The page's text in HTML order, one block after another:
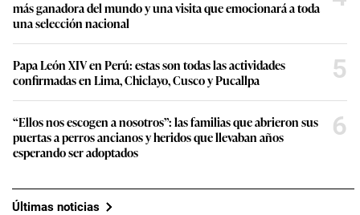
más ganadora del mundo y una visita que emocionará a toda
una selección nacional
Papa León XIV en Perú: estas son todas las actividades
confirmadas en Lima, Chiclayo, Cusco y Pucallpa
5
“Ellos nos escogen a nosotros”: las familias que abrieron sus
puertas a perros ancianos y heridos que llevaban años
esperando ser adoptados
6
Últimas noticias